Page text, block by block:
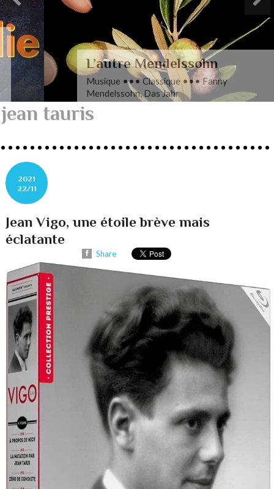
L’autre Mendelssohn
Musique ••• Classique ••• Fanny
Mendelssohn, Das Jahr
jean tauris
2021
22/11
Jean Vigo, une étoile brève mais
éclatante
Share